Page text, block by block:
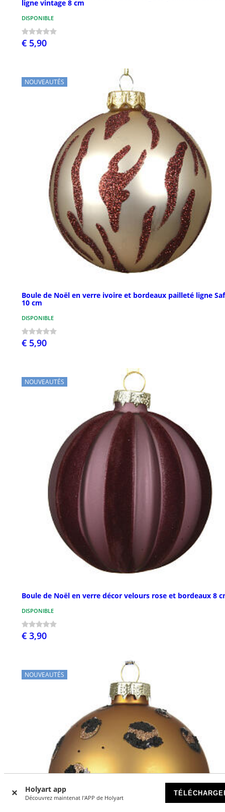
Holyart app
Découvrez maintenat l'APP de Holyart
ligne vintage 8 cm
DISPONIBLE
€ 5,90
NOUVEAUTÉS
Boule de Noël en verre ivoire et bordeaux pailleté ligne
10 cm
DISPONIBLE
€ 5,90
NOUVEAUTÉS
Boule de Noël en verre décor velours rose et bordeaux 8
DISPONIBLE
€ 3,90
NOUVEAUTÉS